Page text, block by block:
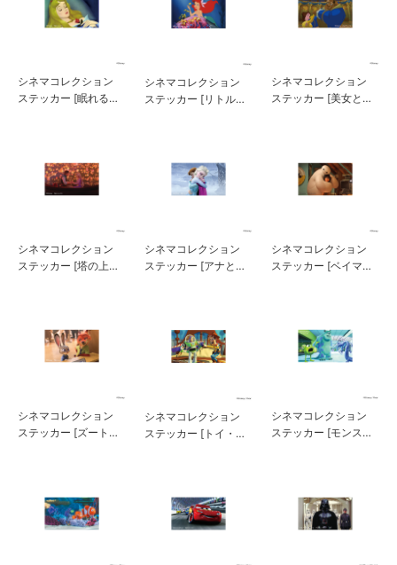
シネマコレクション
ステッカー [眠れる森
シネマコレクション
ステッカー [リトル・
シネマコレクション
ステッカー [美女と野
シネマコレクション
ステッカー [塔の上の
シネマコレクション
ステッカー [アナと雪
シネマコレクション
ステッカー [ベイマッ
シネマコレクション
ステッカー [ズートピ
シネマコレクション
ステッカー [トイ・ス
シネマコレクション
ステッカー [モンスタ